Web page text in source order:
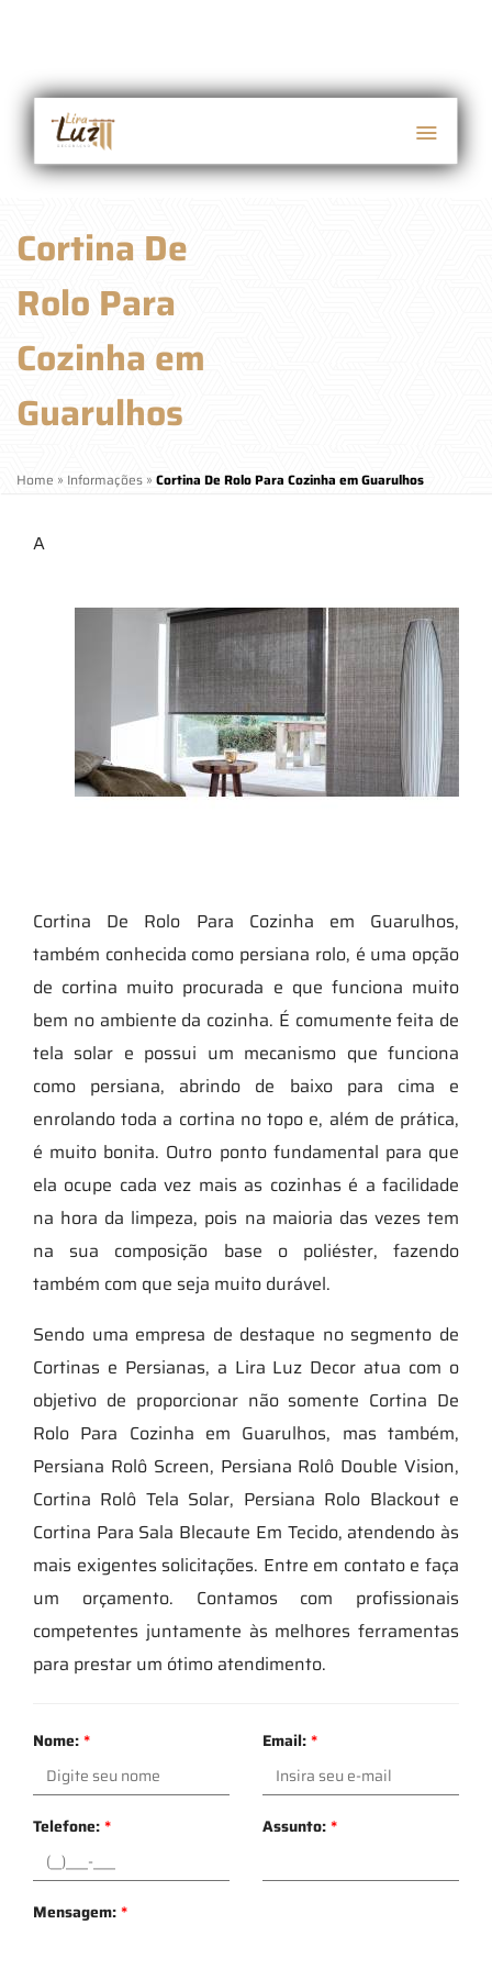
Cortina De
Rolo Para
Cozinha em
Guarulhos
Home » Informações » Cortina De Rolo Para Cozinha em Guarulhos
A
Cortina De Rolo Para Cozinha em Guarulhos,
também conhecida como persiana rolo, é uma opção
de cortina muito procurada e que funciona muito
bem no ambiente da cozinha. É comumente feita de
tela solar e possui um mecanismo que funciona
como persiana, abrindo de baixo para cima e
enrolando toda a cortina no topo e, além de prática,
é muito bonita. Outro ponto fundamental para que
ela ocupe cada vez mais as cozinhas é a facilidade
na hora da limpeza, pois na maioria das vezes tem
na sua composição base o poliéster, fazendo
também com que seja muito durável.
Sendo uma empresa de destaque no segmento de
Cortinas e Persianas, a Lira Luz Decor atua com o
objetivo de proporcionar não somente Cortina De
Rolo Para Cozinha em Guarulhos, mas também,
Persiana Rolô Screen, Persiana Rolô Double Vision,
Cortina Rolô Tela Solar, Persiana Rolo Blackout e
Cortina Para Sala Blecaute Em Tecido, atendendo às
mais exigentes solicitações. Entre em contato e faça
um orçamento. Contamos com profissionais
competentes juntamente às melhores ferramentas
para prestar um ótimo atendimento.
Nome:* Email:*
Telefone:* Assunto:*
Mensagem:*